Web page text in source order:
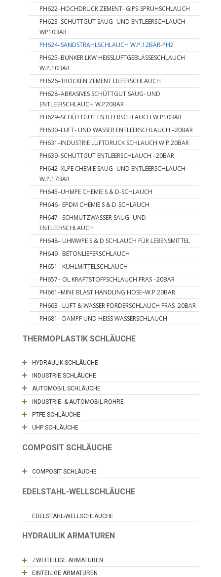
PH622–HOCHDRUCK ZEMENT- GIPS-SPRÜHSCHLAUCH
PH623–SCHÜTTGUT SAUG- UND ENTLEERSCHLAUCH
WP10BAR
PH624–SANDSTRAHLSCHLAUCH W.P.12BAR-PH2
PH625–BUNKER LKW HEISSLUFTGEBLÄSSESCHLAUCH
W.P.10BAR
PH626–TROCKEN ZEMENT LIEFERSCHLAUCH
PH628–ABRASIVES SCHÜTTGUT SAUG- UND
ENTLEERSCHLAUCH W.P20BAR
PH629–SCHÜTTGUT ENTLEERSCHLAUCH W.P10BAR
PH630–LUFT- UND WASSER ENTLEERSCHLAUCH –20BAR
PH631–INDUSTRIE LUFTDRUCK SCHLAUCH W.P.20BAR
PH639–SCHÜTTGUT ENTLEERSCHLAUCH –20BAR
PH642–XLPE CHEMIE SAUG- UND ENTLEERSCHLAUCH
W.P.17BAR
PH645–UHMPE CHEMIE S & D-SCHLAUCH
PH646– EPDM CHEMIE S & D-SCHLAUCH
PH647– SCHMUTZWASSER SAUG- UND
ENTLEERSCHLAUCH
PH648– UHMWPE S & D SCHLAUCH FÜR LEBENSMITTEL
PH649– BETONLIEFERSCHLAUCH
PH651– KÜHLMITTELSCHLAUCH
PH657– ÖL KRAFTSTOFFSCHLAUCH FRAS –20BAR
PH661–MINE BLAST HANDLING HOSE–W.P.20BAR
PH663– LUFT & WASSER FÖRDERSCHLAUCH FRAS–20BAR
PH681– DAMPF UND HEISS WASSERSCHLAUCH
THERMOPLASTIK SCHLÄUCHE
HYDRAULIK SCHLÄUCHE
INDUSTRIE SCHLÄUCHE
AUTOMOBIL SCHLÄUCHE
INDUSTRIE- & AUTOMOBIL-ROHRE
PTFE SCHLÄUCHE
UHP SCHLÄUCHE
COMPOSIT SCHLÄUCHE
COMPOSIT SCHLÄUCHE
EDELSTAHL-WELLSCHLÄUCHE
EDELSTAHL-WELLSCHLÄUCHE
HYDRAULIK ARMATUREN
ZWEITEILIGE ARMATUREN
EINTEILIGE ARMATUREN